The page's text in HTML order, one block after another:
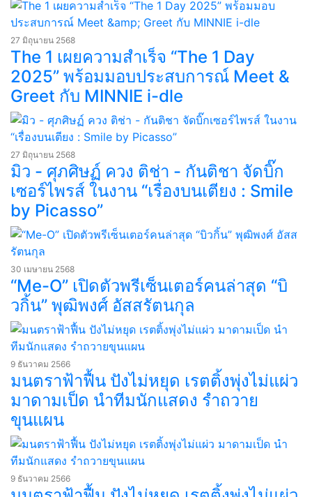
27 มิถุนายน 2568
The 1 เผยความสำเร็จ “The 1 Day
2025” พร้อมมอบประสบการณ์ Meet &
Greet กับ MINNIE i-dle
27 มิถุนายน 2568
มิว - ศุภศิษฏ์ ควง ติช่า - กันติชา จัดบิ๊ก
เซอร์ไพรส์ ในงาน “เรื่องบนเตียง : Smile
by Picasso”
30 เมษายน 2568
“Me-O” เปิดตัวพรีเซ็นเตอร์คนล่าสุด “บิ
วกิ้น” พุฒิพงศ์ อัสสรัตนกุล
9 ธันวาคม 2566
มนตราฟ้าฟื้น ปังไม่หยุด เรตติ้งพุ่งไม่แผ่ว
มาดามเป็ด นำทีมนักแสดง รำถวาย
ขุนแผน
9 ธันวาคม 2566